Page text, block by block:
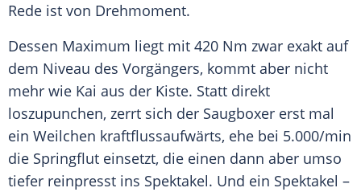
Rede ist von Drehmoment.
Dessen Maximum liegt mit 420 Nm zwar exakt auf
dem Niveau des Vorgängers, kommt aber nicht
mehr wie Kai aus der Kiste. Statt direkt
loszupunchen, zerrt sich der Saugboxer erst mal
ein Weilchen kraftflussaufwärts, ehe bei 5.000/min
die Springflut einsetzt, die einen dann aber umso
tiefer reinpresst ins Spektakel. Und ein Spektakel –